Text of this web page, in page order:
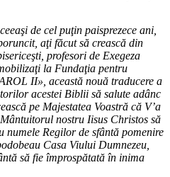
de cel puţin paisprezece ani,
aţi făcut să crească din
profesori de Exegeza
la Fundaţia pentru
II», această nouă traducere a
acestei Biblii să salute adânc
pe Majestatea Voastră că V’a
nostru Iisus Christos să
numele Regilor de sfântă pomenire
Casa Viului Dumnezeu,
să fie împrospătată în inima